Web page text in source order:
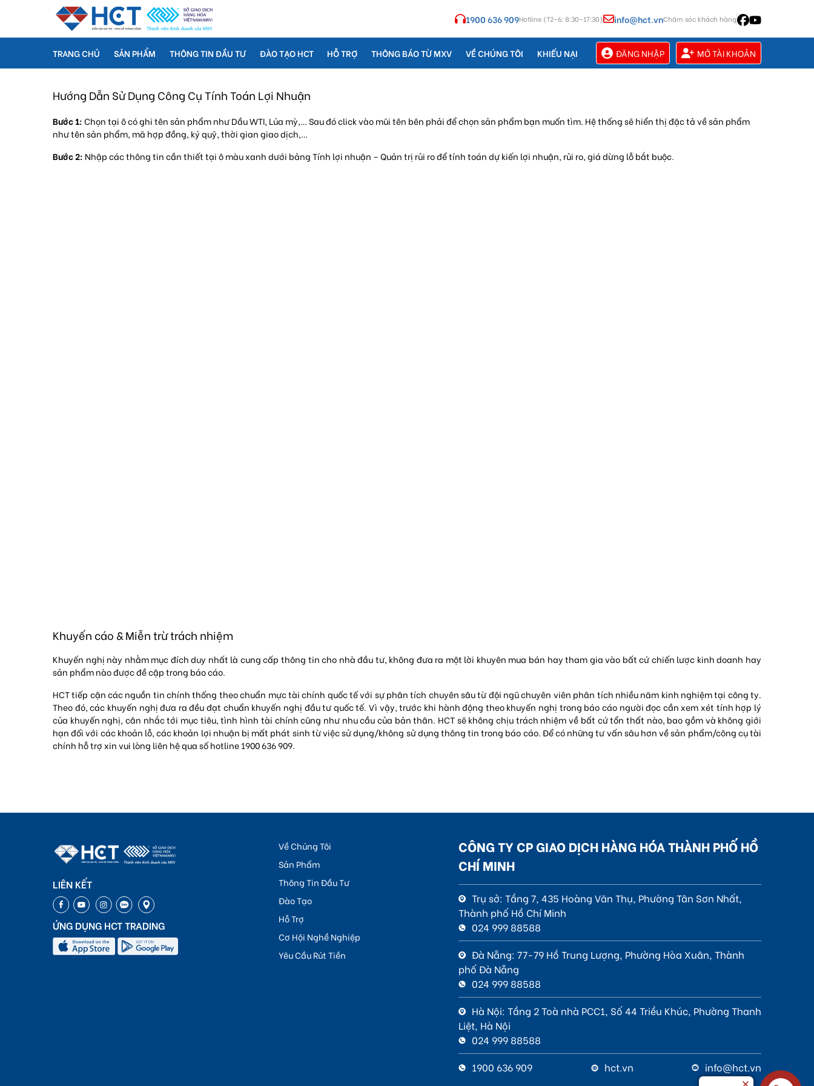
1900 636 909Hotline (T2–6: 8:30–17:30) info@hct.vnChăm sóc khách hàng
TRANG CHỦ SẢN PHẨM THÔNG TIN ĐẦU TƯ ĐÀO TẠO HCT HỖ TRỢ THÔNG BÁO TỪ MXV VỀ CHÚNG TÔI KHIẾU NẠI ĐĂNG NHẬP MỞ TÀI KHOẢN
Hướng Dẫn Sử Dụng Công Cụ Tính Toán Lợi Nhuận
Bước 1:Chọn tại ô có ghi tên sản phẩm như Dầu WTI, Lúa mỳ,… Sau đó click vào mũi tên bên phải để chọn sản phẩm bạn muốn tìm. Hệ thống sẽ hiển thị đặc tả về sản phẩm
như tên sản phẩm, mã hợp đồng, ký quỹ, thời gian giao dịch,…
Bước 2: Nhập các thông tin cần thiết tại ô màu xanh dưới bảng Tính lợi nhuận – Quản trị rủi ro để tính toán dự kiến lợi nhuận, rủi ro, giá dừng lỗ bắt buộc.
Khuyến cáo & Miễn trừ trách nhiệm
Khuyến nghị này nhằm mục đích duy nhất là cung cấp thông tin cho nhà đầu tư, không đưa ra một lời khuyên mua bán hay tham gia vào bất cứ chiến lược kinh doanh hay
sản phẩm nào được đề cập trong báo cáo.
HCT tiếp cận các nguồn tin chính thống theo chuẩn mực tài chính quốc tế với sự phân tích chuyên sâu từ đội ngũ chuyên viên phân tích nhiều năm kinh nghiệm tại công ty.
Theo đó, các khuyến nghị đưa ra đều đạt chuẩn khuyến nghị đầu tư quốc tế. Vì vậy, trước khi hành động theo khuyến nghị trong báo cáo người đọc cần xem xét tính hợp lý
của khuyến nghị, cân nhắc tới mục tiêu, tình hình tài chính cũng như nhu cầu của bản thân. HCT sẽ không chịu trách nhiệm về bất cứ tổn thất nào, bao gồm và không giới
hạn đối với các khoản lỗ, các khoản lợi nhuận bị mất phát sinh từ việc sử dụng/không sử dụng thông tin trong báo cáo. Để có những tư vấn sâu hơn về sản phẩm/công cụ tài
chính hỗ trợ xin vui lòng liên hệ qua số hotline 1900 636 909.
LIÊN KẾT
ỨNG DỤNG HCT TRADING
Về Chúng Tôi
Sản Phẩm
Thông Tin Đầu Tư
Đào Tạo
Hỗ Trợ
Cơ Hội Nghề Nghiệp
Yêu Cầu Rút Tiền
CÔNG TY CP GIAO DỊCH HÀNG HÓA THÀNH PHỐ HỒ
CHÍ MINH
Trụ sở: Tầng 7, 435 Hoàng Văn Thụ, Phường Tân Sơn Nhất,
Thành phố Hồ Chí Minh
024 999 88588
Đà Nẵng: 77-79 Hồ Trung Lượng, Phường Hòa Xuân, Thành
phố Đà Nẵng
024 999 88588
Hà Nội: Tầng 2 Toà nhà PCC1, Số 44 Triều Khúc, Phường Thanh
Liệt, Hà Nội
024 999 88588
1900 636 909
hct.vn info@hct.vn